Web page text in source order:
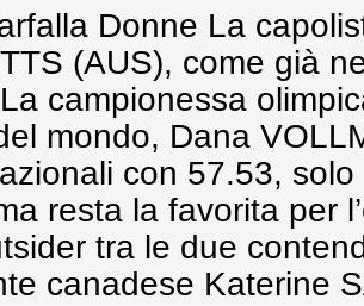
Donne La
(AUS), come già
campionessa
mondo, Dana
con 57.53,
resta la favorita per
tra le due
canadese Katerine